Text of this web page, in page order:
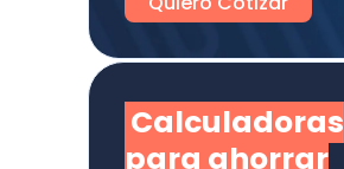
Calculadoras
para ahorrar